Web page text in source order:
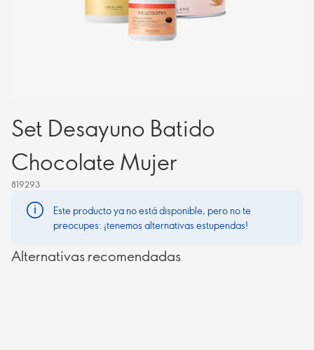
Set Desayuno Batido
Chocolate Mujer
819293
Este producto ya no está disponible, pero no te
preocupes: ¡tenemos alternativas estupendas!
Alternativas recomendadas